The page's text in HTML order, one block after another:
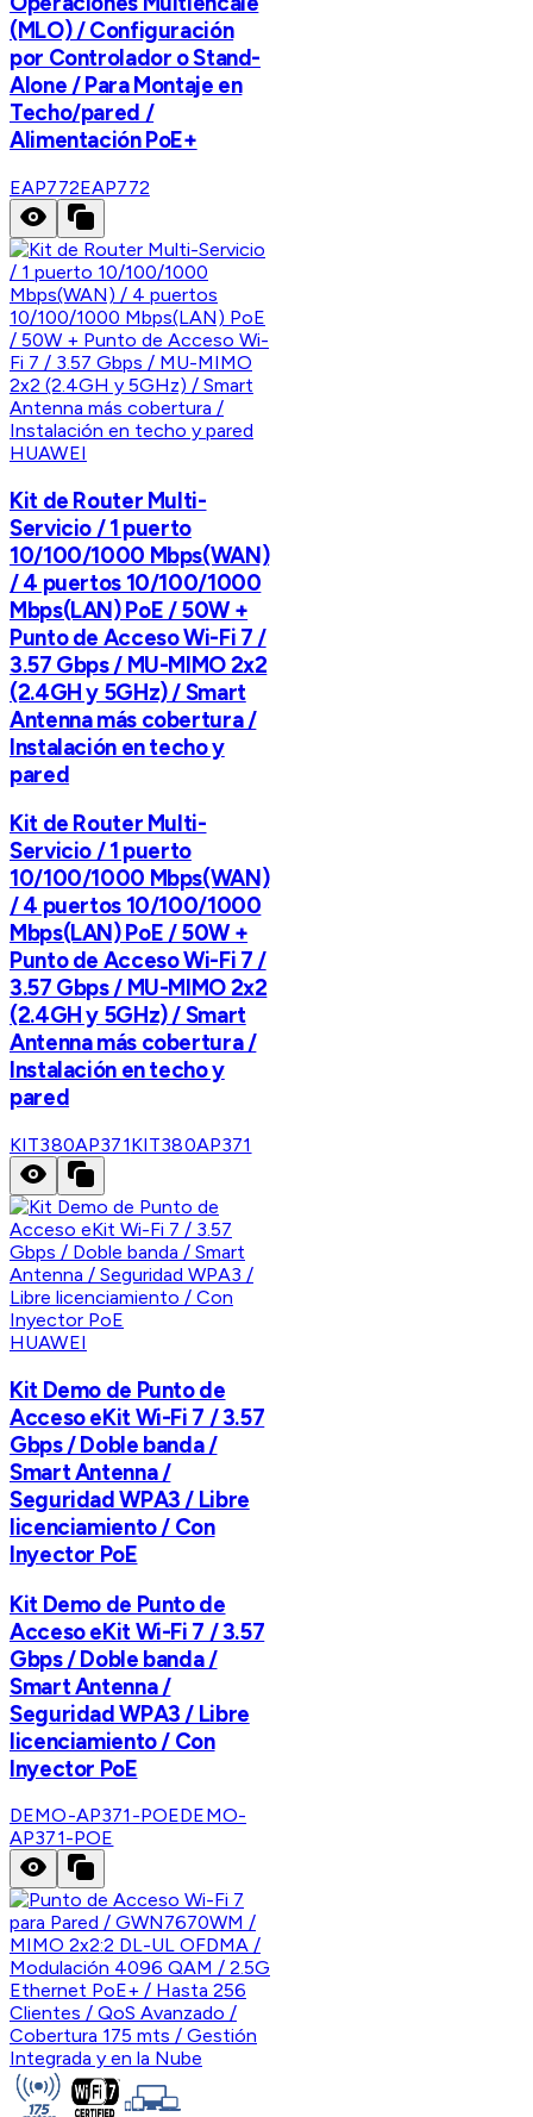
(MLO) / Configuración
por Controlador o Stand-
Alone / Para Montaje en
Techo/pared /
Alimentación PoE+
EAP772EAP772
HUAWEI
Kit de Router Multi-
Servicio / 1 puerto
10/100/1000 Mbps(WAN)
/ 4 puertos 10/100/1000
Mbps(LAN) PoE / 50W +
Punto de Acceso Wi-Fi 7 /
3.57 Gbps / MU-MIMO 2x2
(2.4GH y 5GHz) / Smart
Antenna más cobertura /
Instalación en techo y
pared
Kit de Router Multi-
Servicio / 1 puerto
10/100/1000 Mbps(WAN)
/ 4 puertos 10/100/1000
Mbps(LAN) PoE / 50W +
Punto de Acceso Wi-Fi 7 /
3.57 Gbps / MU-MIMO 2x2
(2.4GH y 5GHz) / Smart
Antenna más cobertura /
Instalación en techo y
pared
KIT380AP371KIT380AP371
HUAWEI
Kit Demo de Punto de
Acceso eKit Wi-Fi 7 / 3.57
Gbps / Doble banda /
Smart Antenna /
Seguridad WPA3 / Libre
licenciamiento / Con
Inyector PoE
Kit Demo de Punto de
Acceso eKit Wi-Fi 7 / 3.57
Gbps / Doble banda /
Smart Antenna /
Seguridad WPA3 / Libre
licenciamiento / Con
Inyector PoE
DEMO-AP371-POEDEMO-
AP371-POE